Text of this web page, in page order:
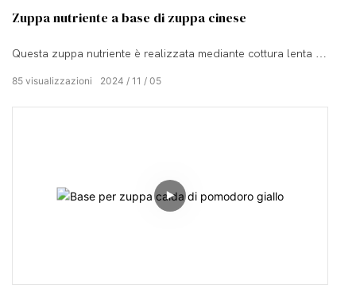
Zuppa nutriente a base di zuppa cinese
Questa zuppa nutriente è realizzata mediante cottura lenta di
qualità.
2024 11 05
85 visualizzazioni